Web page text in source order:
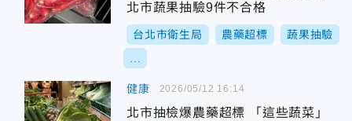
北市蔬果抽驗9件不合格
台北市衛生局 農藥超標 蔬果抽驗
健康
北市抽檢爆農藥超標 「這些蔬菜」
2026/05/12 16:14